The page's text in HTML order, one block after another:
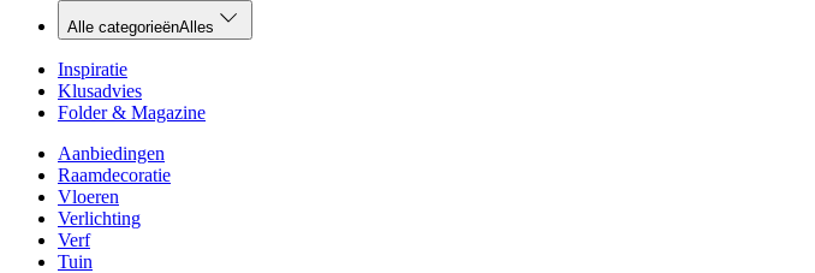
Alle categorieënAlles
Inspiratie
Klusadvies
Folder & Magazine
Aanbiedingen
Raamdecoratie
Vloeren
Verlichting
Verf
Tuin